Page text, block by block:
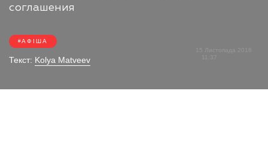
соглашения
АФІША
Текст: Kolya Matveev
15 Листопада 2018
11:37